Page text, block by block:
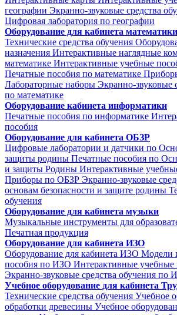
географии Экранно-звуковые средства
Цифровая лаборатория по географии
Оборудование для кабинета математики
Технические средства обучения
назначения Интерактивные наглядные
математике Интерактивные учебные
Печатные пособия по математике
Лабораторные наборы Экранно-звуковые
по математике
Оборудование кабинета информатики
Печатные пособия по информатике
пособия
Оборудование для кабинета ОБЗР
Цифровые лаборатории и датчики по
защиты родины Печатные пособия по
и защиты Родины Интерактивные
Приборы по ОБЗР Экранно-звуковые
основам безопасности и защите родины
обучения
Оборудование для кабинета музыки
Музыкальные инструменты для
Печатная продукция
Оборудование для кабинета ИЗО
Оборудование для кабинета ИЗО Модели
пособия по ИЗО Интерактивные
Экранно-звуковые средства обучения по
Учебное оборудование для кабинета
Технические средства обучения Учебное
обработки древесины Учебное